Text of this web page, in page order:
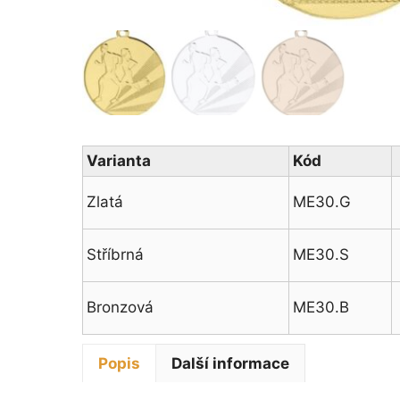
Varianta Kód
Zlatá ME30.G
Stříbrná ME30.S
Bronzová ME30.B
Popis Další informace